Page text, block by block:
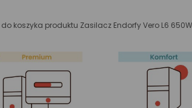
koszyka produktu Zasilacz Endorfy Vero L6 650W